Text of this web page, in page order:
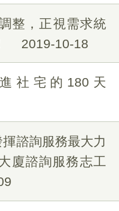
整，正視需求統
2019-10-18
社宅的180天
諮詢服務最大力
廈諮詢服務志工